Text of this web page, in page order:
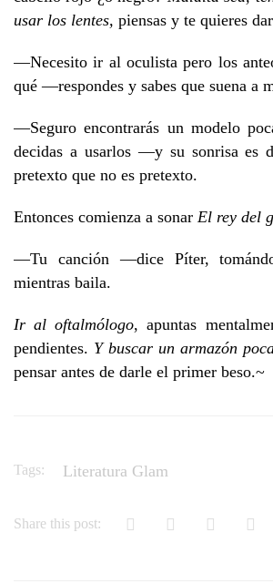
usar los lentes, piensas y te quieres
—Necesito ir al oculista pero los
qué —respondes y sabes que suena a
—Seguro encontrarás un modelo
decidas a usarlos —y su sonrisa es
pretexto que no es pretexto.
Entonces comienza a sonar El rey del
—Tu canción —dice Píter,
mientras baila.
Ir al oftalmólogo, apuntas
pendientes. Y buscar un armazón
pensar antes de darle el primer beso.~
Tags: Literatura Glam
Share this post: